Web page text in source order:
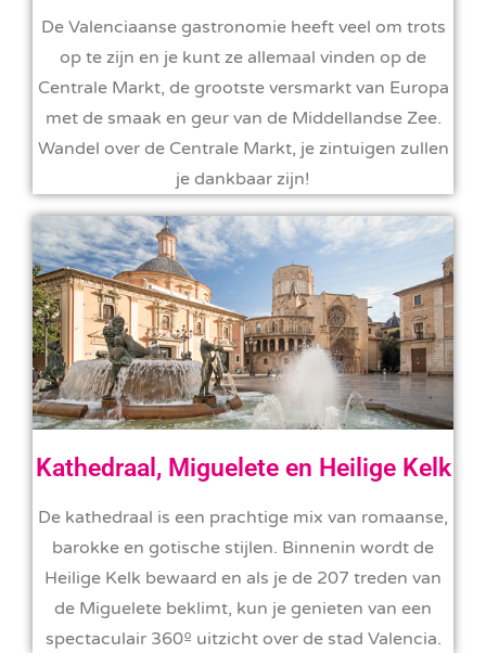
De Valenciaanse gastronomie heeft veel om trots
op te zijn en je kunt ze allemaal vinden op de
Centrale Markt, de grootste versmarkt van Europa
met de smaak en geur van de Middellandse Zee.
Wandel over de Centrale Markt, je zintuigen zullen
je dankbaar zijn!
Kathedraal, Miguelete en Heilige Kelk
De kathedraal is een prachtige mix van romaanse,
barokke en gotische stijlen. Binnenin wordt de
Heilige Kelk bewaard en als je de 207 treden van
de Miguelete beklimt, kun je genieten van een
spectaculair 360º uitzicht over de stad Valencia.